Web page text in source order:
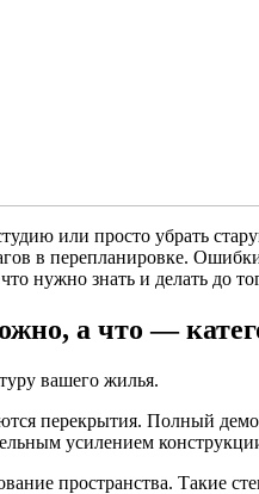
или просто убрать
в перепланировке.
нужно знать и делать до
а что —
вашего жилья.
перекрытия. Полный
усилением
пространства. Такие